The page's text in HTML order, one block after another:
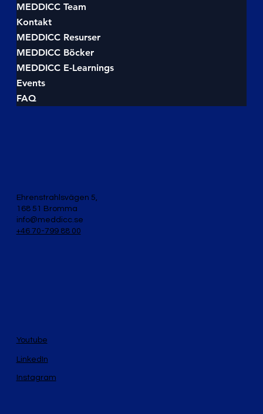
MEDDICC Team
Kontakt
MEDDICC Resurser
MEDDICC Böcker
MEDDICC E-Learnings
Events
FAQ
Ehrenstrahlsvägen 5,
168 51 Bromma
info@meddicc.se
+46 70-799 88 00
LinkedIn
Instagram
Youtube